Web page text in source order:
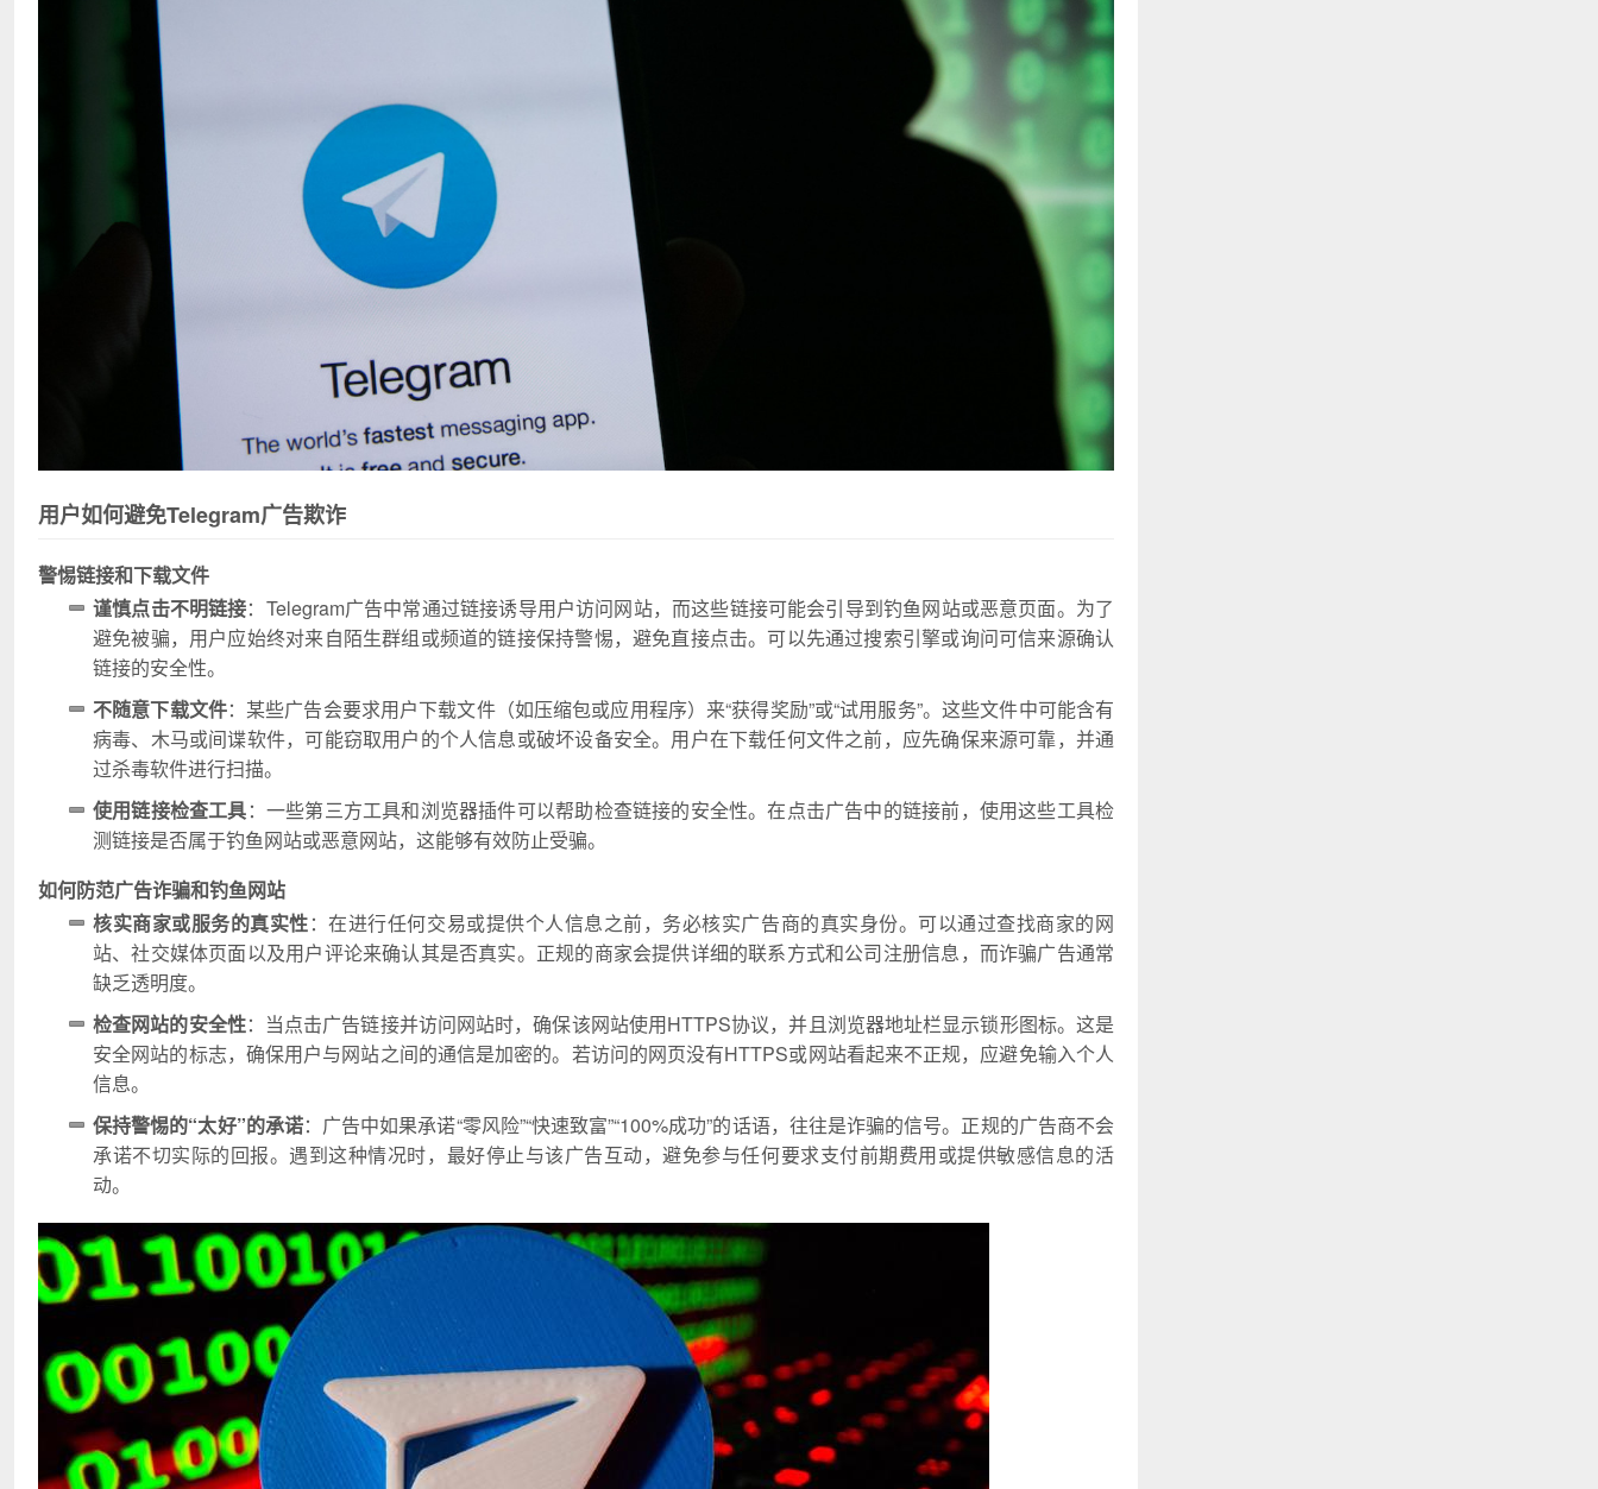
用户如何避免Telegram广告欺诈
警惕链接和下载文件
谨慎点击不明链接：Telegram广告中常通过链接诱导用户访问网站，而这些链接可能会引导到钓鱼网站或恶意页面。为了
避免被骗，用户应始终对来自陌生群组或频道的链接保持警惕，避免直接点击。可以先通过搜索引擎或询问可信来源确认
链接的安全性。
不随意下载文件：某些广告会要求用户下载文件（如压缩包或应用程序）来“获得奖励”或“试用服务”。这些文件中可能含有
病毒、木马或间谍软件，可能窃取用户的个人信息或破坏设备安全。用户在下载任何文件之前，应先确保来源可靠，并通
过杀毒软件进行扫描。
使用链接检查工具：一些第三方工具和浏览器插件可以帮助检查链接的安全性。在点击广告中的链接前，使用这些工具检
测链接是否属于钓鱼网站或恶意网站，这能够有效防止受骗。
如何防范广告诈骗和钓鱼网站
核实商家或服务的真实性：在进行任何交易或提供个人信息之前，务必核实广告商的真实身份。可以通过查找商家的网
站、社交媒体页面以及用户评论来确认其是否真实。正规的商家会提供详细的联系方式和公司注册信息，而诈骗广告通常
缺乏透明度。
检查网站的安全性：当点击广告链接并访问网站时，确保该网站使用HTTPS协议，并且浏览器地址栏显示锁形图标。这是
安全网站的标志，确保用户与网站之间的通信是加密的。若访问的网页没有HTTPS或网站看起来不正规，应避免输入个人
信息。
保持警惕的“太好”的承诺：广告中如果承诺“零风险”“快速致富”“100%成功”的话语，往往是诈骗的信号。正规的广告商不会
承诺不切实际的回报。遇到这种情况时，最好停止与该广告互动，避免参与任何要求支付前期费用或提供敏感信息的活
动。